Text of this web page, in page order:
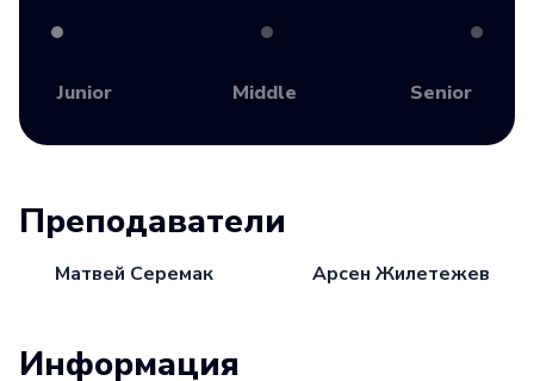
Junior Middle Senior
Преподаватели
Матвей Серемак Арсен Жилетежев
Информация